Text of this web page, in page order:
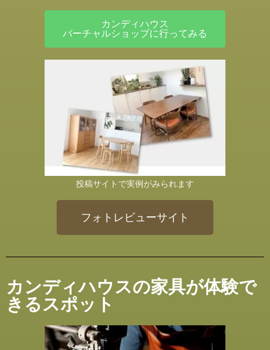
カンディハウス
バーチャルショップに行ってみる
投稿サイトで実例がみられます
フォトレビューサイト
カンディハウスの家具が体験で
きるスポット